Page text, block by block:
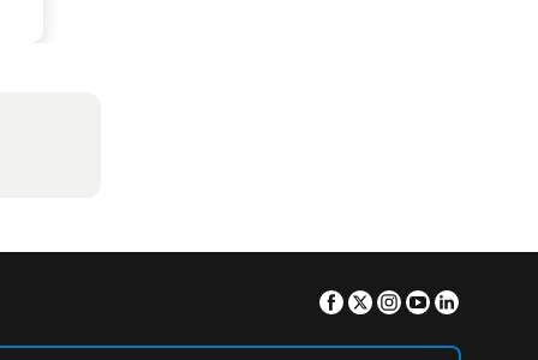
Facebook
TwitterInstagram
Youtube